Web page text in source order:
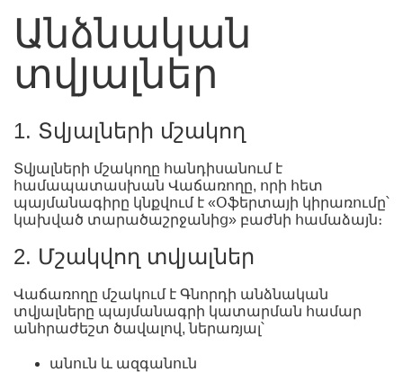
Անձնական
տվյալներ
1. Տվյալների մշակող
Տվյալների մշակողը հանդիսանում է
համապատասխան Վաճառողը, որի հետ
պայմանագիրը կնքվում է «Օֆերտայի կիրառումը՝
կախված տարածաշրջանից» բաժնի համաձայն։
2. Մշակվող տվյալներ
Վաճառողը մշակում է Գնորդի անձնական
տվյալները պայմանագրի կատարման համար
անհրաժեշտ ծավալով, ներառյալ՝
անուն և ազգանուն